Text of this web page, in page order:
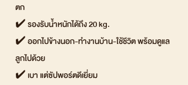
ตก
✔️ รองรับน้ำหนักได้ถึง 20 kg.
✔️ ออกไปข้างนอก-ทำงานบ้าน-ใช้ชีวิต พร้อมดูแล
ลูกไปด้วย
✔️ เบา แต่ซัปพอร์ตดีเยี่ยม